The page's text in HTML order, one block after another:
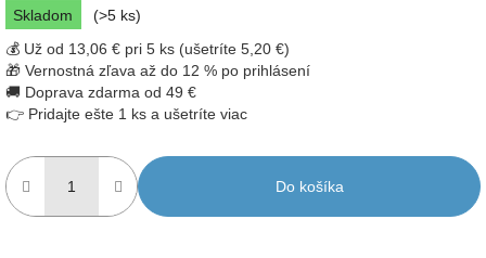
cena:
Skladom
(>5 ks)
💰 Už od 13,06 € pri 5 ks (ušetríte 5,20 €)
🎁 Vernostná zľava až do 12 % po prihlásení
🚚 Doprava zdarma od 49 €
👉 Pridajte ešte 1 ks a ušetríte viac
Do košíka